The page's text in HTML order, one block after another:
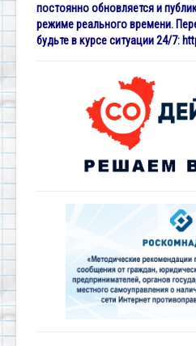
постоянно обновляется и
режиме реального времени.
будьте в курсе ситуации 24/7: